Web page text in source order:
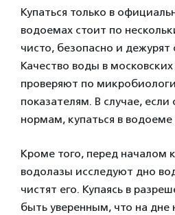
Купаться только в
водоемах стоит по
чисто, безопасно и дежурят
Качество воды в
проверяют по
показателям. В случае, если
нормам, купаться в водоеме
Кроме того, перед началом
водолазы исследуют дно
чистят его. Купаясь в
быть уверенным, что на дне